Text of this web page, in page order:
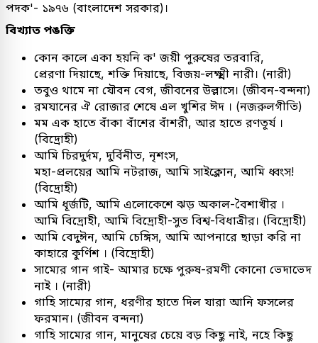
পদক'- ১৯৭৬ (বাংলাদেশ সরকার)।
বিখ্যাত পঙক্তি
কোন কালে একা হয়নি ক' জয়ী পুরুষের তরবারি,
প্রেরণা দিয়াছে, শক্তি দিয়াছে, বিজয়-লক্ষ্মী নারী। (নারী)
তবুও থামে না যৌবন বেগ, জীবনের উল্লাসে। (জীবন-বন্দনা)
রমযানের ঐ রোজার শেষে এল খুশির ঈদ । (নজরুলগীতি)
মম এক হাতে বাঁকা বাঁশের বাঁশরী, আর হাতে রণতূর্য ।
(বিদ্রোহী)
আমি চিরদুর্দম, দুর্বিনীত, নৃশংস,
মহা-প্রলয়ের আমি নটরাজ, আমি সাইক্লোন, আমি ধ্বংস!
(বিদ্রোহী)
আমি ধূর্জটি, আমি এলোকেশে ঝড় অকাল-বৈশাখীর ।
আমি বিদ্রোহী, আমি বিদ্রোহী-সুত বিশ্ব-বিধাত্রীর। (বিদ্রোহী)
আমি বেদুঈন, আমি চেঙ্গিস, আমি আপনারে ছাড়া করি না
কাহারে কুর্ণিশ । (বিদ্রোহী)
সাম্যের গান গাই- আমার চক্ষে পুরুষ-রমণী কোনো ভেদাভেদ
নাই । (নারী)
গাহি সাম্যের গান, ধরণীর হাতে দিল যারা আনি ফসলের
ফরমান। (জীবন বন্দনা)
গাহি সাম্যের গান, মানুষের চেয়ে বড় কিছু নাই, নহে কিছু